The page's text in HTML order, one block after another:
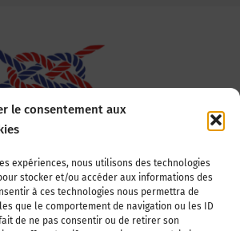
le consentement aux
expériences, nous utilisons des technologies
stocker et/ou accéder aux informations des
à ces technologies nous permettra de
que le comportement de navigation ou les ID
de ne pas consentir ou de retirer son
des Elus des Littoraux
de la Tour-Maubourg
11 70